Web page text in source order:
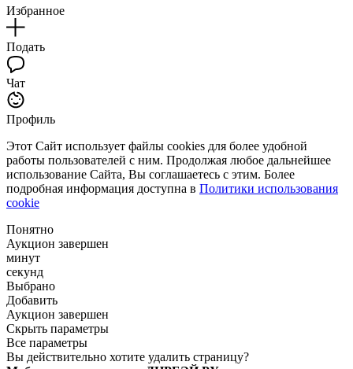
Избранное
Подать
Чат
Профиль
Этот Сайт использует файлы cookies для более удобной
работы пользователей с ним. Продолжая любое дальнейшее
использование Сайта, Вы соглашаетесь с этим. Более
подробная информация доступна в Политики использования
cookie
Понятно
Аукцион завершен
минут
секунд
Выбрано
Добавить
Аукцион завершен
Скрыть параметры
Все параметры
Вы действительно хотите удалить страницу?